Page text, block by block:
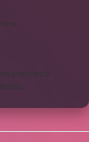
Bırak
bluenet.com.tr